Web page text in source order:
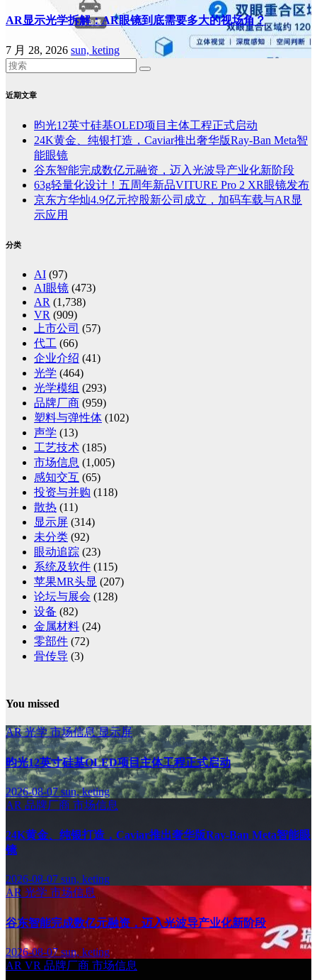
AR显示光学拆解：AR眼镜到底需要多大的视场角？
7 月 28, 2026 sun, keting
近期文章
昀光12英寸硅基OLED项目主体工程正式启动
24K黄金、纯银打造，Caviar推出奢华版Ray-Ban Meta智
能眼镜
谷东智能完成数亿元融资，迈入光波导产业化新阶段
63g轻量化设计！五周年新品VITURE Pro 2 XR眼镜发布
京东方华灿4.9亿元控股新公司成立，加码车载与AR显
示应用
分类
AI (97)
AI眼镜 (473)
AR (1,738)
VR (909)
上市公司 (57)
代工 (66)
企业介绍 (41)
光学 (464)
光学模组 (293)
品牌厂商 (959)
塑料与弹性体 (102)
声学 (13)
工艺技术 (185)
市场信息 (1,005)
感知交互 (65)
投资与并购 (118)
散热 (11)
显示屏 (314)
未分类 (92)
眼动追踪 (23)
系统及软件 (115)
苹果MR头显 (207)
论坛与展会 (128)
设备 (82)
金属材料 (24)
零部件 (72)
骨传导 (3)
You missed
AR光学市场信息显示屏
昀光12英寸硅基OLED项目主体工程正式启动
2026-08-07sun, keting
AR 品牌厂商 市场信息
24K黄金、纯银打造，Caviar推出奢华版Ray-Ban Meta智能眼
镜
2026-08-07 sun, keting
AR 光学 市场信息
谷东智能完成数亿元融资，迈入光波导产业化新阶段
2026-08-07sun, keting
AR VR 品牌厂商 市场信息